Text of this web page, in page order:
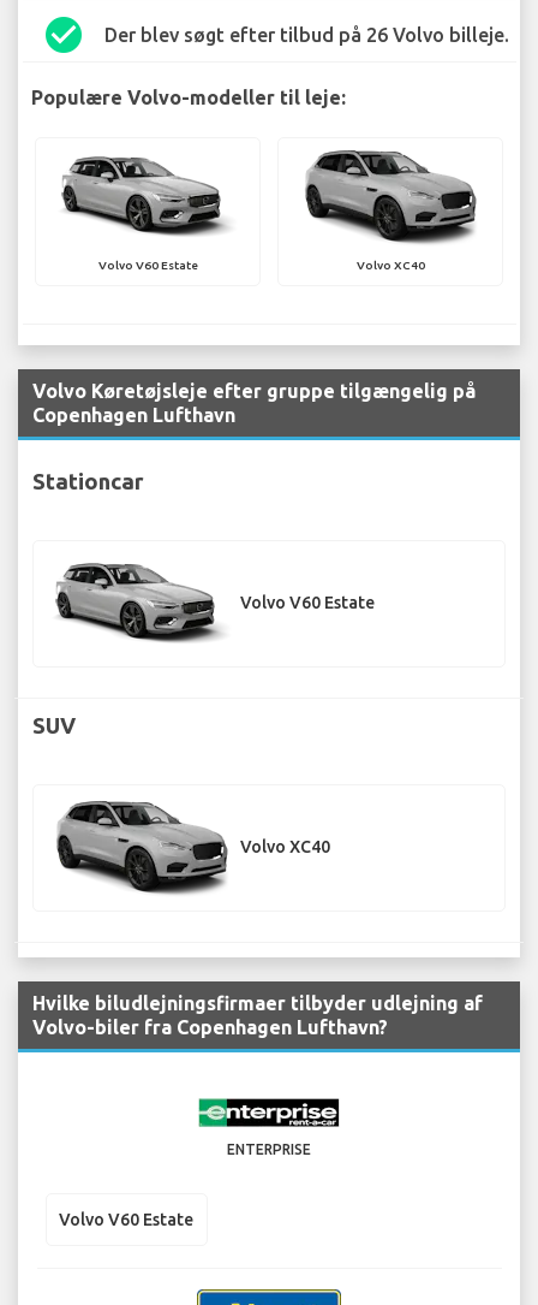
check_circle Der blev søgt efter tilbud på 26 Volvo billeje.
Populære Volvo-modeller til leje:
Volvo V60 Estate Volvo XC40
Volvo Køretøjsleje efter gruppe tilgængelig på
Copenhagen Lufthavn
Stationcar
Volvo V60 Estate
SUV
Volvo XC40
Hvilke biludlejningsfirmaer tilbyder udlejning af
Volvo-biler fra Copenhagen Lufthavn?
ENTERPRISE
Volvo V60 Estate